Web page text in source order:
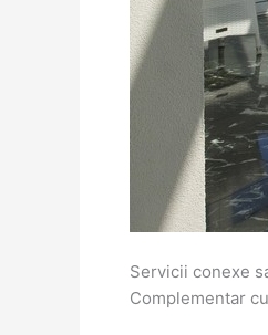
Servicii conexe
Complementar